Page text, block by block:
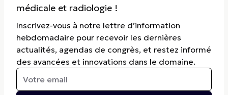
médicale et radiologie !
Inscrivez-vous à notre lettre d’information
hebdomadaire pour recevoir les dernières
actualités, agendas de congrès, et restez informé
des avancées et innovations dans le domaine.